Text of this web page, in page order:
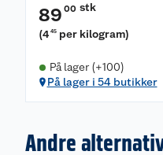
89 00 stk
(4 45 per kilogram)
På lager (+100)
På lager i 54 butikker
Andre